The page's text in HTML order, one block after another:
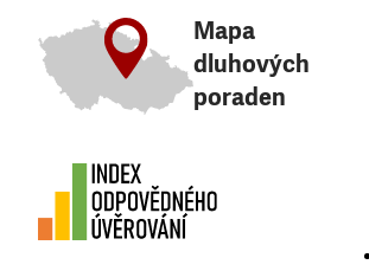
Mapa
dluhových
poraden